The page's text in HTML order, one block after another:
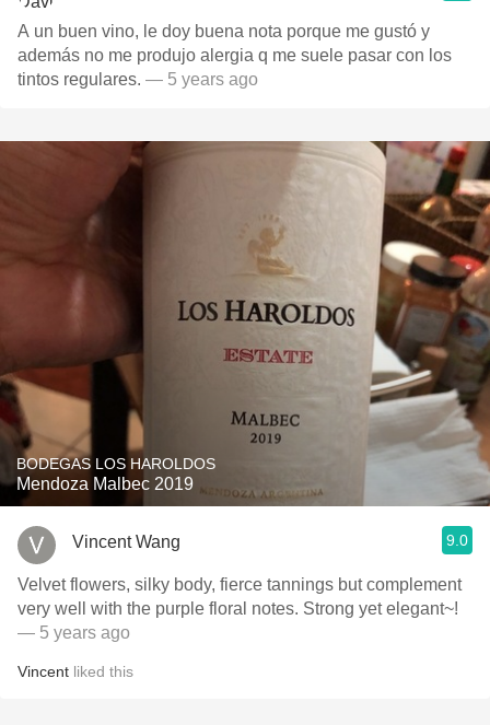
A un buen vino, le doy buena nota porque me gustó y
además no me produjo alergia q me suele pasar con los
tintos regulares. — 5 years ago
BODEGAS LOS HAROLDOS
Mendoza Malbec 2019
Vincent Wang 9.0
Velvet flowers, silky body, fierce tannings but complement
very well with the purple floral notes. Strong yet elegant~!
— 5 years ago
Vincent liked this